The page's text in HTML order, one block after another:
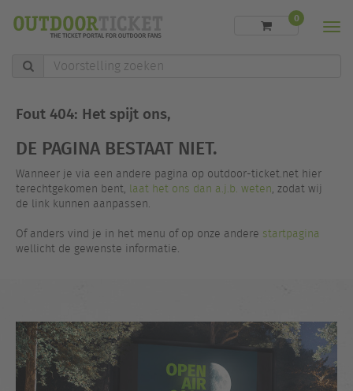
Voorstelling
zoeken
0
Fout 404: Het spijt ons,
DE PAGINA BESTAAT NIET.
Wanneer je via een andere pagina op outdoor-ticket.net hier
terechtgekomen bent, laat het ons dan a.j.b. weten, zodat wij
de link kunnen aanpassen.
Of anders vind je in het menu of op onze andere startpagina
wellicht de gewenste informatie.